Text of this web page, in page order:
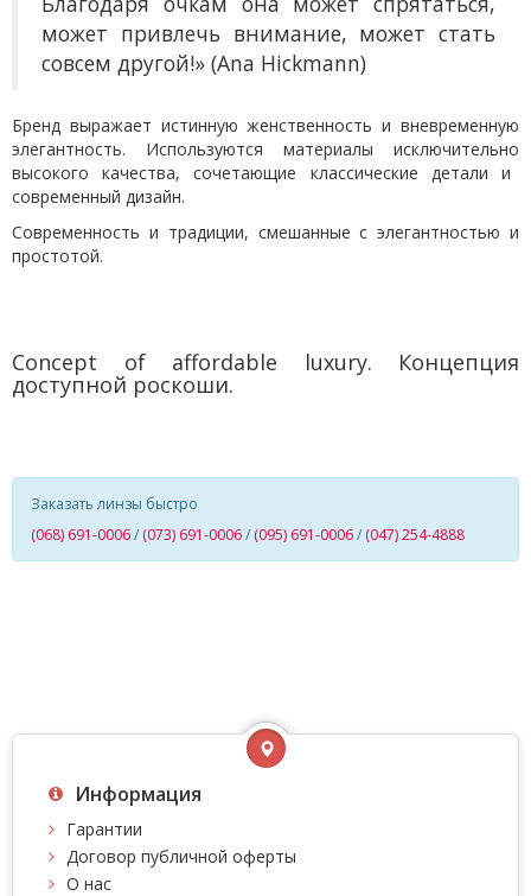
может привлечь внимание, может стать
совсем другой!» (Ana Hickmann)
Бренд выражает истинную женственность и вневременную
элегантность. Используются материалы исключительно
высокого качества, сочетающие классические детали и
современный дизайн.
Современность и традиции, смешанные с элегантностью и
простотой.
Concept of affordable luxury. Концепция
доступной роскоши.
Заказать линзы быстро
(068) 691-0006/ (073) 691-0006/ (095) 691-0006/ (047) 254-4888
Информация
Гарантии
Договор публичной оферты
О нас